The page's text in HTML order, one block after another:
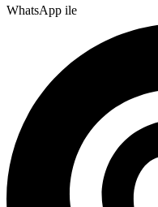
WhatsApp ile